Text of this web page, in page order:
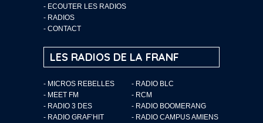
- ECOUTER LES RADIOS
- RADIOS
- CONTACT
LES RADIOS DE LA FRANF
- MICROS REBELLES
- RADIO BLC
- MEET FM
- RCM
- RADIO 3 DES
- RADIO BOOMERANG
- RADIO GRAF’HIT
- RADIO CAMPUS AMIENS